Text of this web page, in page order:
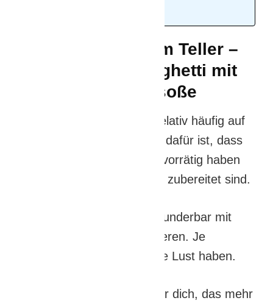
Ruck zuck auf dem Teller –
vegetarische Spaghetti mit
cremiger Kräutersoße
Spaghetti stehen bei uns relativ häufig auf
dem Speisplan. Der Grund dafür ist, dass
wir sie in der Regel immer vorrätig haben
und sie schnell und einfach zubereitet sind.
Außerdem kann man sie wunderbar mit
verschiedenen Soßen variieren. Je
nachdem worauf wir gerade Lust haben.
Hier habe ich ein Rezept für dich, das mehr